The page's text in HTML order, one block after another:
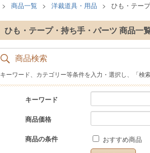
商品一覧 洋裁道具・用品 ひも・テー
ひも・テープ・持ち手・パーツ 商品一
商品検索
キーワード、カテゴリー等条件を入力・選択し、「検
キーワード
商品価格
商品の条件 おすすめ商品